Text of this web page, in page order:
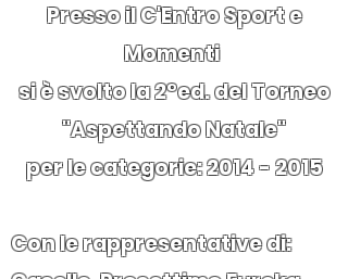
​​Presso il C'Entro Sport e
Momenti
si è svolto la 2°ed. del Torneo
"Aspettando Natale"
per le categorie:2014 - 2015
Con le rappresentative di: